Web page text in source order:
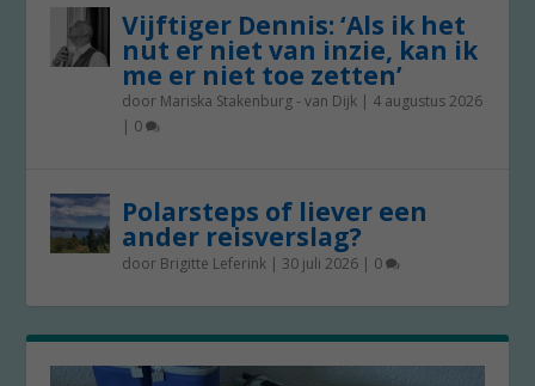
Vijftiger Dennis: ‘Als ik het
nut er niet van inzie, kan ik
me er niet toe zetten’
door Mariska Stakenburg - van Dijk | 4 augustus 2026
| 0
Polarsteps of liever een
ander reisverslag?
door Brigitte Leferink | 30 juli 2026 | 0